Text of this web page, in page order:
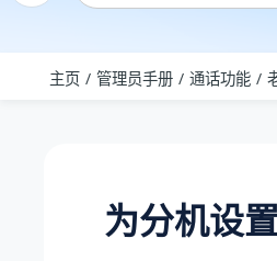
主页 管理员手册 通话功能
为分机设